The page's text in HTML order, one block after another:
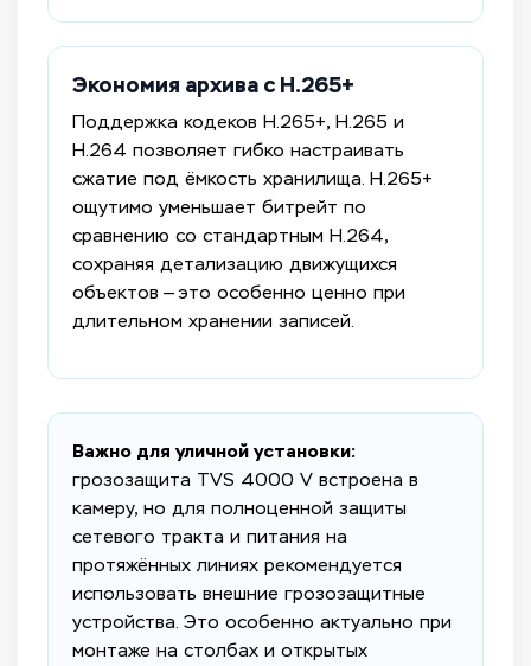
Экономия архива с H.265+
Поддержка кодеков H.265+, H.265 и
H.264 позволяет гибко настраивать
сжатие под ёмкость хранилища. H.265+
ощутимо уменьшает битрейт по
сравнению со стандартным H.264,
сохраняя детализацию движущихся
объектов — это особенно ценно при
длительном хранении записей.
Важно для уличной установки:
грозозащита TVS 4000 V встроена в
камеру, но для полноценной защиты
сетевого тракта и питания на
протяжённых линиях рекомендуется
использовать внешние грозозащитные
устройства. Это особенно актуально при
монтаже на столбах и открытых